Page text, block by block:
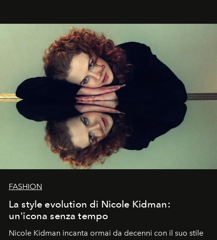
FASHION
La style evolution di Nicole Kidman:
un'icona senza tempo
Nicole Kidman incanta ormai da decenni con il suo stile